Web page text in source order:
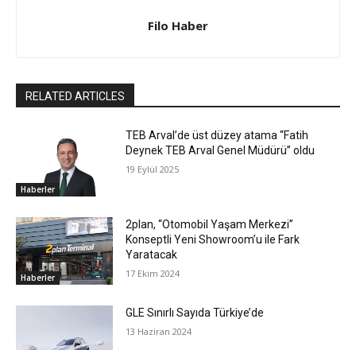
Filo Haber
RELATED ARTICLES
Haberler
TEB Arval’de üst düzey atama “Fatih
Deynek TEB Arval Genel Müdürü” oldu
19 Eylül 2025
Haberler
2plan, “Otomobil Yaşam Merkezi”
Konseptli Yeni Showroom’u ile Fark
Yaratacak
17 Ekim 2024
GLE Sınırlı Sayıda Türkiye’de
13 Haziran 2024